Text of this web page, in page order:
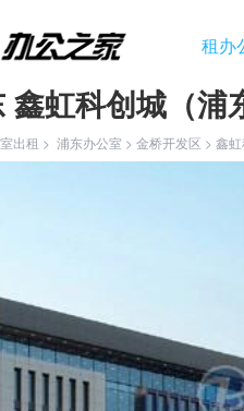
租办
鑫虹科创城（浦
出租 > 浦东办公室 > 金桥开发区 > 鑫虹